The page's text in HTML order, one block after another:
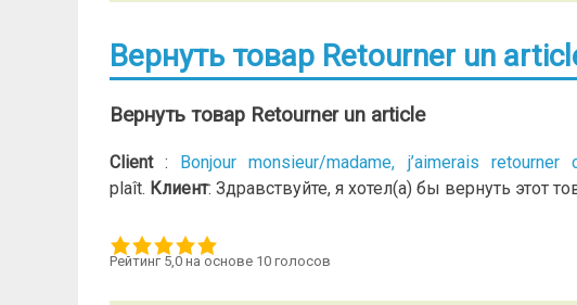
Вернуть товар Retourner un
Вернуть товар Retourner un article
Client: Bonjour monsieur/madame, j’aimerais
plaît. Клиент: Здравствуйте, я хотел(а) бы вернуть этот
Рейтинг 5,0 на основе 10 голосов